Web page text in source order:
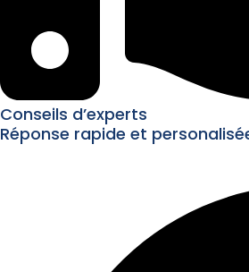
Conseils d’experts
Réponse rapide et